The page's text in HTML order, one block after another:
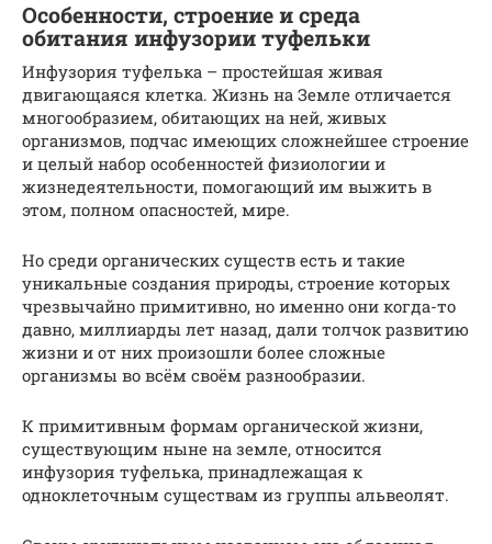
Особенности, строение и среда
обитания инфузории туфельки
Инфузория туфелька – простейшая живая
двигающаяся клетка. Жизнь на Земле отличается
многообразием, обитающих на ней, живых
организмов, подчас имеющих сложнейшее строение
и целый набор особенностей физиологии и
жизнедеятельности, помогающий им выжить в
этом, полном опасностей, мире.
Но среди органических существ есть и такие
уникальные создания природы, строение которых
чрезвычайно примитивно, но именно они когда-то
давно, миллиарды лет назад, дали толчок развитию
жизни и от них произошли более сложные
организмы во всём своём разнообразии.
К примитивным формам органической жизни,
существующим ныне на земле, относится
инфузория туфелька, принадлежащая к
одноклеточным существам из группы альвеолят.